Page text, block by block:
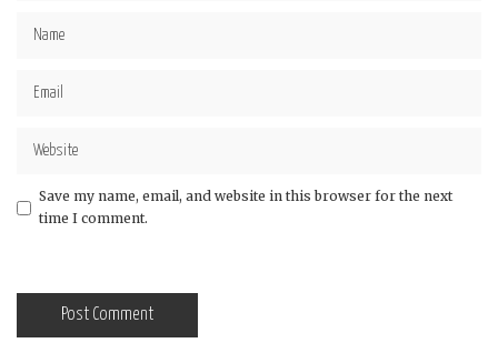
Save my name, email, and website in this browser for the next
time I comment.